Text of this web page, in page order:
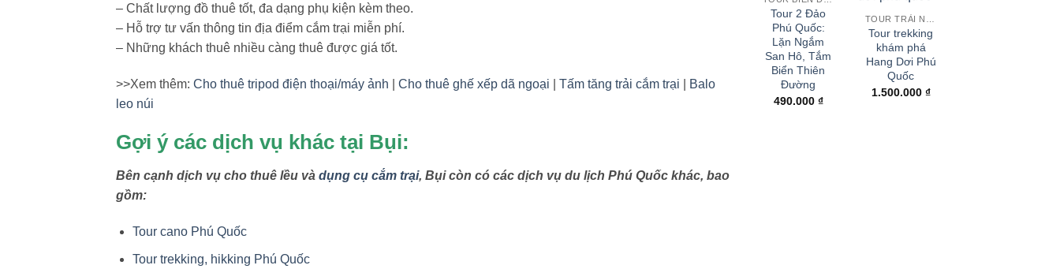
– Chất lượng đồ thuê tốt, đa dạng phụ kiện kèm theo.
– Hỗ trợ tư vấn thông tin địa điểm cắm trại miễn phí.
– Những khách thuê nhiều càng thuê được giá tốt.
>>Xem thêm: Cho thuê tripod điện thoại/máy ảnh Cho thuê ghế xếp dã ngoại Tấm tăng trải cắm trại
Balo
leo núi
Gợi ý các dịch vụ khác tại Bụi:
Bên cạnh dịch vụ cho thuê lều và dụng cụ cắm trại, Bụi còn có các dịch vụ du lịch Phú Quốc khác, bao
gồm:
Tour cano Phú Quốc
Tour trekking, hikking Phú Quốc
Tour 2 Đảo
Phú Quốc:
Lặn Ngắm
San Hô, Tắm
Biển Thiên
Đường
490.000 ₫
Tour trekking
khám phá
Hang Dơi Phú
Quốc
1.500.000 ₫